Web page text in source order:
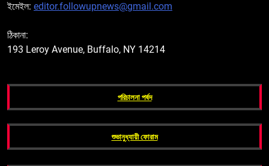
ইমেইল: editor.followupnews@gmail.com
ঠিকানা:
193 Leroy Avenue, Buffalo, NY 14214
পরিচালনা পর্ষদ
শুভানুধ্যায়ী ফোরাম